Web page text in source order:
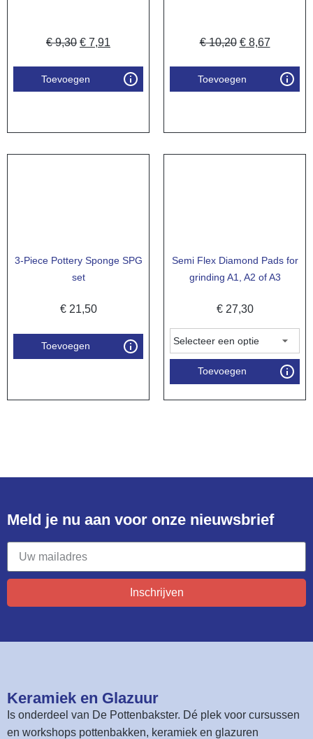
€9,30 € 7,91
Toevoegen
€10,20 €8,67
Toevoegen
3-Piece Pottery Sponge SPG
set
€21,50
Toevoegen
Semi Flex Diamond Pads for
grinding A1, A2 of A3
€27,30
Toevoegen
Meld je nu aan voor onze nieuwsbrief​
Inschrijven
Keramiek en Glazuur​
Is onderdeel van De Pottenbakster. Dé plek voor cursussen
en workshops pottenbakken, keramiek en glazuren